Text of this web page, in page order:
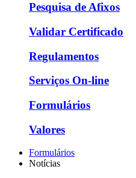
Pesquisa de Afixos
Validar Certificado
Regulamentos
Serviços On-line
Formulários
Valores
Formulários
Notícias